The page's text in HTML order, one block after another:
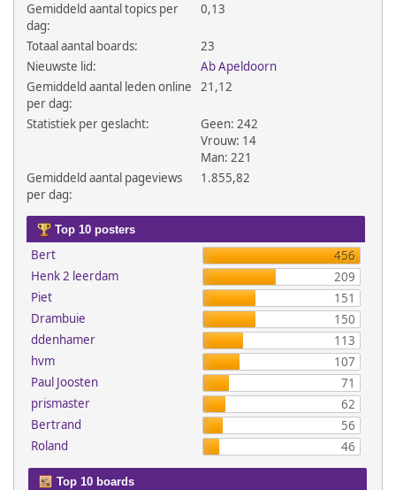
Gemiddeld aantal topics per
dag:
0,13
Totaal aantal boards:
23
Nieuwste lid:
Ab Apeldoorn
Gemiddeld aantal leden online
per dag:
21,12
Statistiek per geslacht:
Geen: 242
Vrouw: 14
Man: 221
Gemiddeld aantal pageviews
per dag:
1.855,82
Top 10 posters
Bert
456
Henk 2 leerdam
209
Piet
151
Drambuie
150
ddenhamer
113
hvm
107
Paul Joosten
71
prismaster
62
Bertrand
56
Roland
46
Top 10 boards